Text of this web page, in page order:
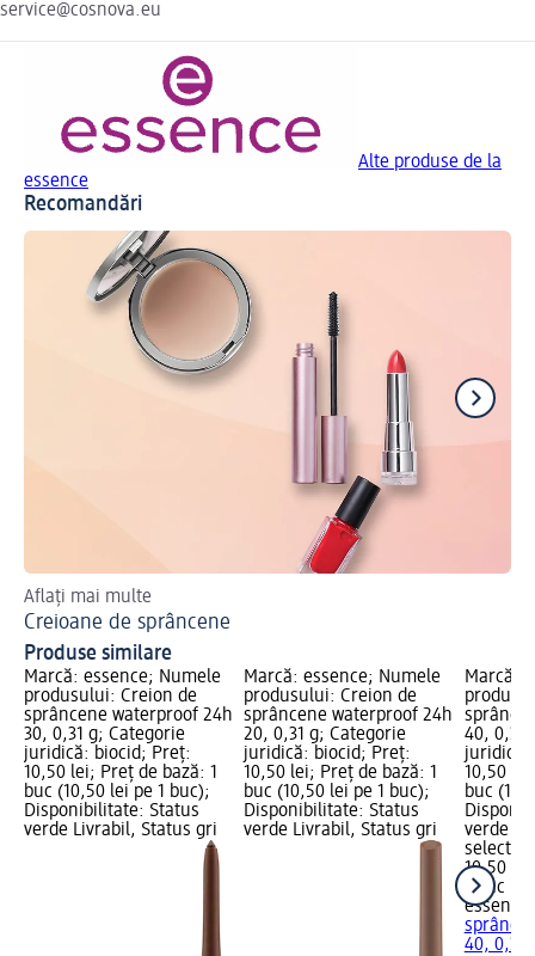
service@cosnova.eu
Alte produse de la
essence
Recomandări
Aflați mai multe
Creioane de sprâncene
Produse similare
Marcă: essence; Numele
produsului: Creion de
sprâncene waterproof 24h
30, 0,31 g; Categorie
juridică: biocid; Preț:
10,50 lei; Preț de bază: 1
buc (10,50 lei pe 1 buc);
Disponibilitate: Status
verde Livrabil, Status gri
Marcă: essence; Numele
produsului: Creion de
sprâncene waterproof 24h
20, 0,31 g; Categorie
juridică: biocid; Preț:
10,50 lei; Preț de bază: 1
buc (10,50 lei pe 1 buc);
Disponibilitate: Status
verde Livrabil, Status gri
Marcă:
40, 0,31
juridică:
10,50
buc
verde
10,50 lei
1 buc
essence
40, 0,31